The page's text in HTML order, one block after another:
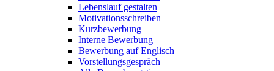
Lebenslauf gestalten
Motivationsschreiben
Kurzbewerbung
Interne Bewerbung
Bewerbung auf Englisch
Vorstellungsgespräch